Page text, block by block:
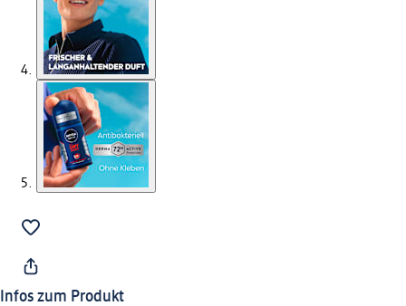
Infos zum Produkt